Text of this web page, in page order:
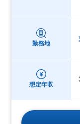
勤務地
想定年収